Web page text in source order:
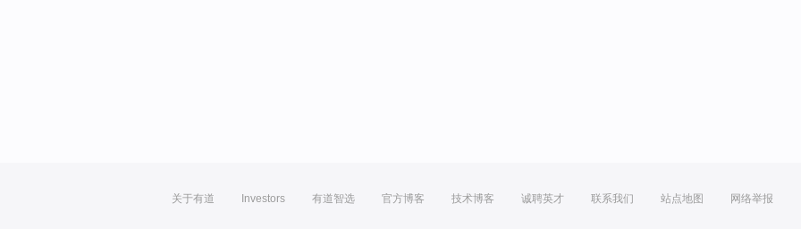
关于有道 Investors 有道智选 官方博客 技术博客 诚聘英才 联系我们 站点地图 网络举报